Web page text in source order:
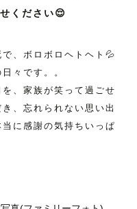
ください😌
、ボロボロヘトヘト💦
々です。。
、家族が笑って過ごせ
、忘れられない思い出
に感謝の気持ちいっぱ